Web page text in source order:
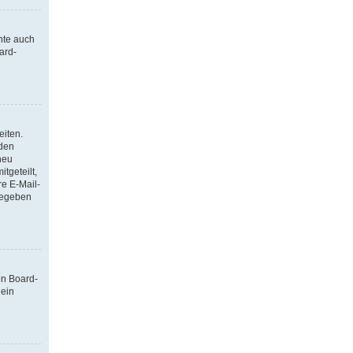
auch
E-Mail-
Board-